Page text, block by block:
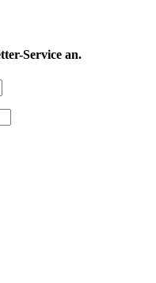
Service an.